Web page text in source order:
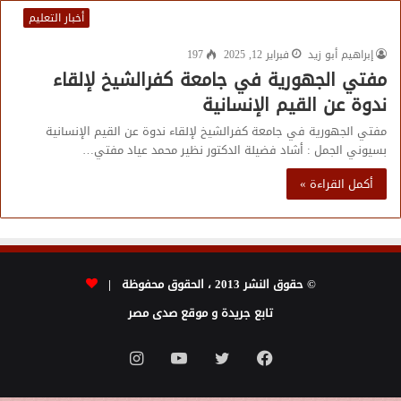
أخبار التعليم
إبراهيم أبو زيد
فبراير 12, 2025 197
مفتي الجهورية في جامعة كفرالشيخ لإلقاء
ندوة عن القيم الإنسانية
مفتي الجهورية في جامعة كفرالشيخ لإلقاء ندوة عن القيم الإنسانية
بسيوني الجمل : أشاد فضيلة الدكتور نظير محمد عياد مفتي…
أكمل القراءة »
© حقوق النشر 2013 ، الحقوق محفوظة |
تابع جريدة و موقع صدى مصر
فيسبوك تويتر يوتيوبانستقرام